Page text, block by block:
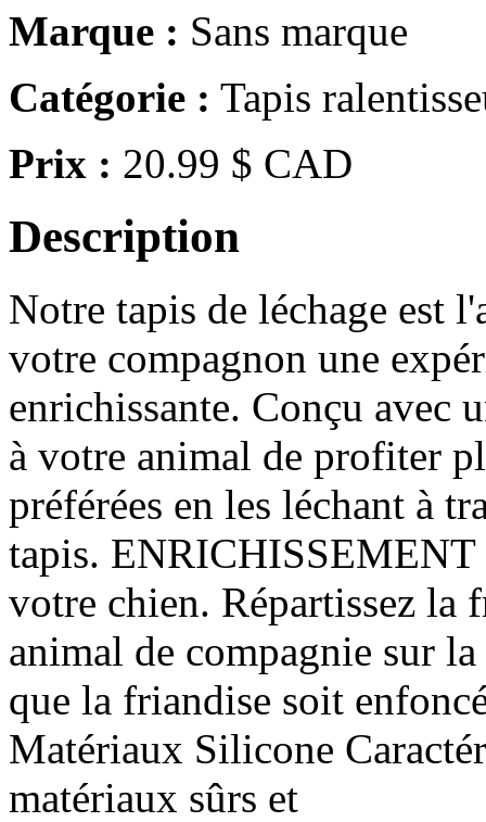
Marque : Sans marque
Catégorie : Tapis
Prix : 20.99 $ CAD
Description
Notre tapis de léchage est
votre compagnon une
enrichissante. Conçu avec
à votre animal de profiter
préférées en les léchant à
tapis. ENRICHISSEMENT
votre chien. Répartissez la
animal de compagnie sur
que la friandise soit
Matériaux Silicone
matériaux sûrs et